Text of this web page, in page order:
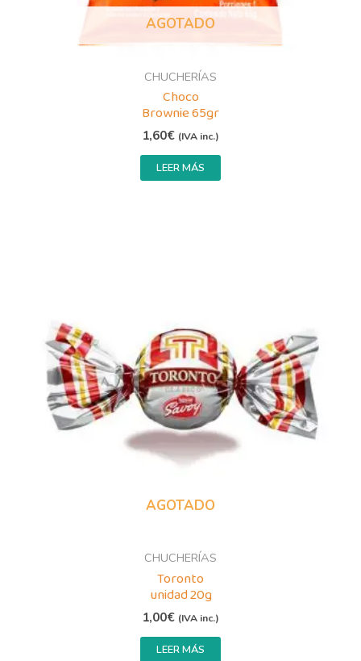
AGOTADO
CHUCHERÍAS
Choco
Brownie 65gr
1,60€ (IVA inc.)
LEER MÁS
AGOTADO
CHUCHERÍAS
Toronto
unidad 20g
1,00€ (IVA inc.)
LEER MÁS